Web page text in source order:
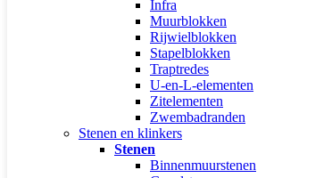
Infra
Muurblokken
Rijwielblokken
Stapelblokken
Traptredes
U-en-L-elementen
Zitelementen
Zwembadranden
Stenen en klinkers
Stenen
Binnenmuurstenen